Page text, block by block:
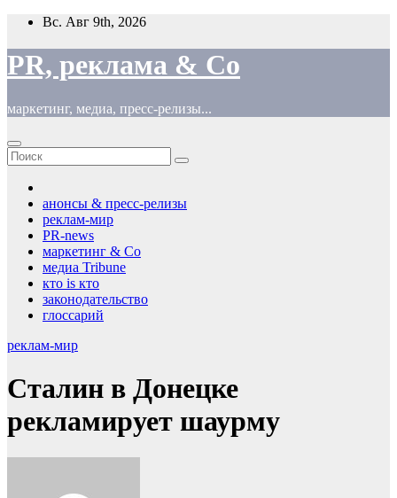
Перейти
содержимому
Вс. Авг 9th, 2026
PR, реклама & Co
маркетинг, медиа, пресс-релизы...
анонсы & пресс-релизы
реклам-мир
PR-news
маркетинг & Co
медиа Tribune
кто is кто
законодательство
глоссарий
реклам-мир
Сталин в Донецке
рекламирует шаурму